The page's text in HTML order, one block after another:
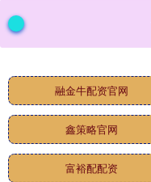
融金牛配资官网
鑫策略官网
富裕配配资